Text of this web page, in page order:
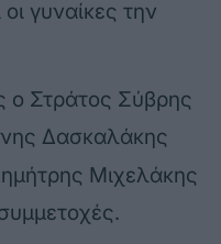
γυναίκες την
ο Στράτος Σύβρης
Δασκαλάκης
Μιχελάκης